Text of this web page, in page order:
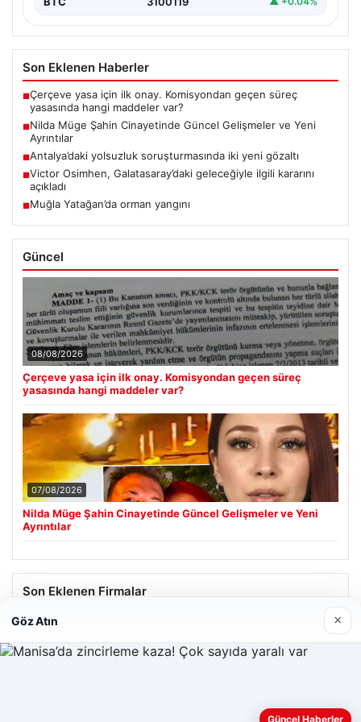
Son Eklenen Haberler
■Çerçeve yasa için ilk onay. Komisyondan geçen süreç
yasasında hangi maddeler var?
■Nilda Müge Şahin Cinayetinde Güncel Gelişmeler ve Yeni
Ayrıntılar
■Antalya’daki yolsuzluk soruşturmasında iki yeni gözaltı
■Victor Osimhen, Galatasaray’daki geleceğiyle ilgili kararını
açıkladı
■Muğla Yatağan’da orman yangını
Güncel
08/08/2026
Çerçeve yasa için ilk onay. Komisyondan geçen süreç
yasasında hangi maddeler var?
07/08/2026
Nilda Müge Şahin Cinayetinde Güncel Gelişmeler ve Yeni
Ayrıntılar
Son Eklenen Firmalar
Enes Kaplan Avukatlık Bürosu
28/04/2026
Web sitemizi nasıl kullandığınızı daha iyi anlayabilmek,
Göz Atın ×
Güncel Haberler